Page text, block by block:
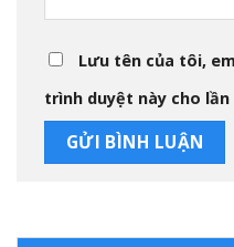
Lưu tên của tôi,
trình duyệt này cho